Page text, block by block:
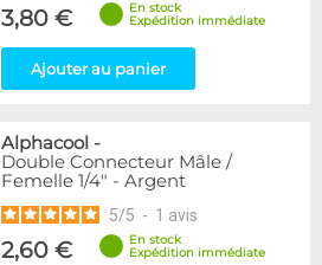
3,80 €
En stock
Expédition immédiate
Ajouter au panier
Alphacool -
Double Connecteur Mâle /
Femelle 1/4" - Argent
5/5 - 1 avis
2,60 €
En stock
Expédition immédiate